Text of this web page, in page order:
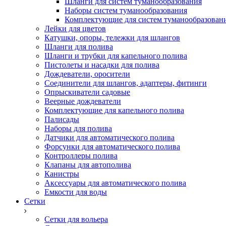
Наборы систем туманообразования
Комплектующие для систем
Лейки для цветов
Катушки, опоры, тележки для шлангов
Шланги для полива
Шланги и трубки для капельного полива
Пистолеты и насадки для полива
Дождеватели, оросители
Соединители для шлангов, адаптеры, фитинги
Опрыскиватели садовые
Веерные дождеватели
Комплектующие для капельного полива
Палисады
Наборы для полива
Датчики для автоматического полива
Форсунки для автоматического полива
Контроллеры полива
Клапаны для автополива
Канистры
Аксессуары для автоматического полива
Емкости для воды
Сетки
Сетки для вольера